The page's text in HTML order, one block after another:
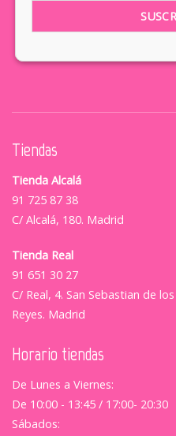
Tiendas
Tienda Alcalá
91 725 87 38
C/ Alcalá, 180. Madrid
Tienda Real
91 651 30 27
C/ Real, 4. San Sebastian de los
Reyes. Madrid
Horario tiendas
De Lunes a Viernes:
De 10:00 - 13:45 / 17:00- 20:30
Sábados: